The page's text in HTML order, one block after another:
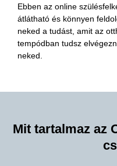
Ebben az online
átlátható és könnyen
neked a tudást, amit az
tempódban tudsz
neked.
Mit tartalmaz az